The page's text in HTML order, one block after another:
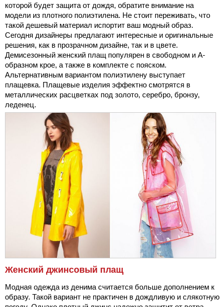
которой будет защита от дождя, обратите внимание на
модели из плотного полиэтилена. Не стоит переживать, что
такой дешевый материал испортит ваш модный образ.
Сегодня дизайнеры предлагают интересные и оригинальные
решения, как в прозрачном дизайне, так и в цвете.
Демисезонный женский плащ популярен в свободном и А-
образном крое, а также в комплекте с пояском.
Альтернативным вариантом полиэтилену выступает
плащевка. Плащевые изделия эффектно смотрятся в
металлических расцветках под золото, серебро, бронзу,
леденец.
Женский джинсовый плащ
Модная одежда из денима считается больше дополнением к
образу. Такой вариант не практичен в дождливую и слякотную